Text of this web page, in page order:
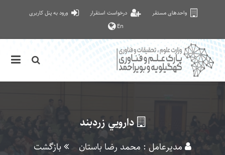
واحدهای مستقر درخواست استقرار
ورود به پنل کاربری
En
دارويي زردبند
مدیرعامل : محمد رضا باستان بازگشت